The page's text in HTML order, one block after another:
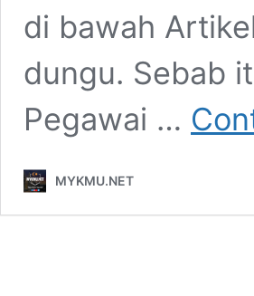
di bawah
dungu. Sebab
Pegawai …
MYKMU.NET